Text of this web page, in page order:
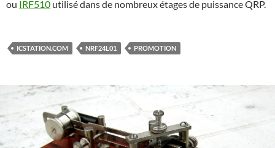
ou IRF510 utilisé dans de nombreux étages de puissance QRP.
ICSTATION.COM NRF24L01 PROMOTION